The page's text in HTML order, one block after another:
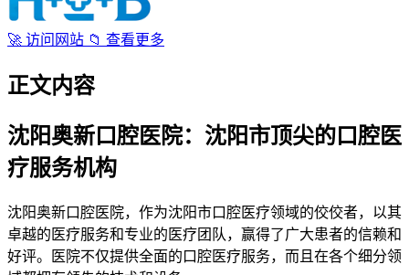
🚀 访问网站 📁 查看更多
正文内容
沈阳奥新口腔医院：沈阳市顶尖的口腔医
疗服务机构
沈阳奥新口腔医院，作为沈阳市口腔医疗领域的佼佼者，以其
卓越的医疗服务和专业的医疗团队，赢得了广大患者的信赖和
好评。医院不仅提供全面的口腔医疗服务，而且在各个细分领